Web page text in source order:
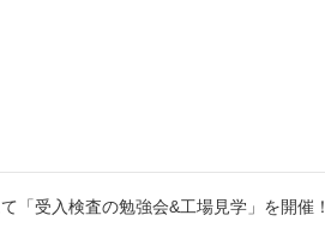
受入検査の勉強会&工場見学」を開催！